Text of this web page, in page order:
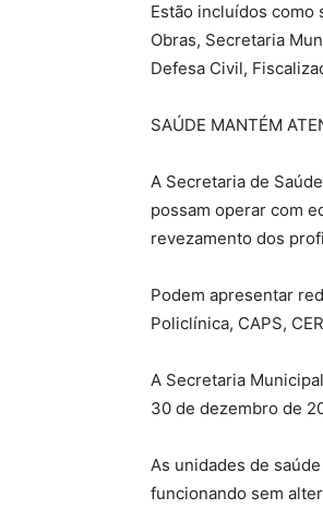
Estão incluídos como
Obras, Secretaria
Defesa Civil,
SAÚDE MANTÉM
A Secretaria de
possam operar com
revezamento dos
Podem apresentar
Policlínica, CAPS,
A Secretaria
30 de dezembro de
As unidades de
funcionando sem